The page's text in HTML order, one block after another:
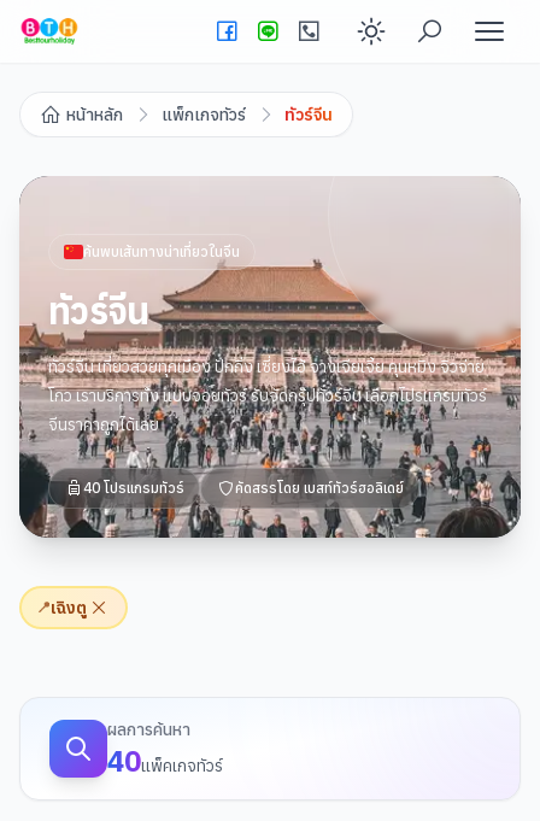
Enable dark
หน้าหลัก แพ็กเกจทัวร์ ทัวร์จีน
ค้นพบเส้นทางน่าเที่ยวในจีน
ทัวร์จีน
ทัวร์จีน เที่ยวสวยทุกเมือง ปักกิ่ง เซี่ยงไฮ้ จางเจียเจี้ย คุนหมิง จิวจ่าย
โกว เราบริการทั้ง แบบจอยทัวร์ รับจัดกรุ๊ปทัวร์จีน เลือกโปรแกรมทัวร์
จีนราคาถูกได้เลย
40 โปรแกรมทัวร์ คัดสรรโดย เบสท์ทัวร์ฮอลิเดย์
📍เฉิงตู
ผลการค้นหา
40แพ็คเกจทัวร์